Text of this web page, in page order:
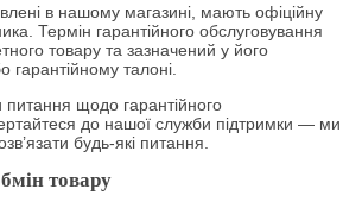
в нашому магазині, мають офіційну
Термін гарантійного обслуговування
товару та зазначений у його
гарантійному талоні.
щодо гарантійного
до нашої служби підтримки — ми
будь-які питання.
товару